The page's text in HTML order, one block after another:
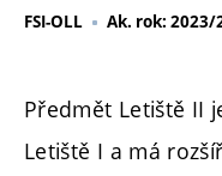
FSI-OLL Ak. rok: 2023/
Předmět Letiště II
Letiště I a má